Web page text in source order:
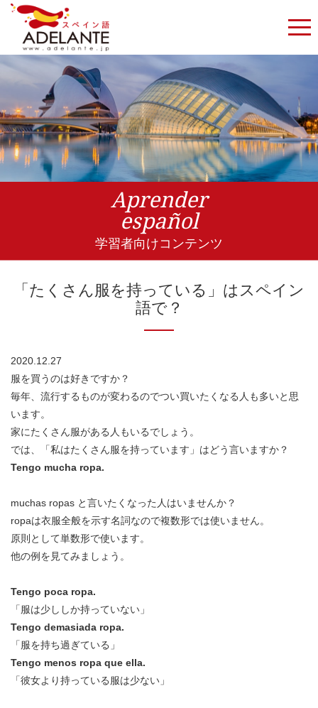
Aprender
español
学習者向けコンテンツ
「たくさん服を持っている」はスペイン
語で？
2020.12.27
服を買うのは好きですか？
毎年、流行するものが変わるのでつい買いたくなる人も多いと思
います。
家にたくさん服がある人もいるでしょう。
では、「私はたくさん服を持っています」はどう言いますか？
Tengo mucha ropa.
muchas ropas と言いたくなった人はいませんか？
ropaは衣服全般を示す名詞なので複数形では使いません。
原則として単数形で使います。
他の例を見てみましょう。
Tengo poca ropa.
「服は少ししか持っていない」
Tengo demasiada ropa.
「服を持ち過ぎている」
Tengo menos ropa que ella.
「彼女より持っている服は少ない」